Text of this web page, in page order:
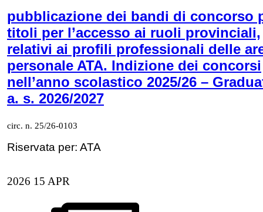
pubblicazione dei bandi di concorso
titoli per l’accesso ai ruoli provinciali,
relativi ai profili professionali delle
personale ATA. Indizione dei concorsi
nell’anno scolastico 2025/26 –
a. s. 2026/2027
circ. n. 25/26-0103
Riservata per: ATA
2026 15 APR